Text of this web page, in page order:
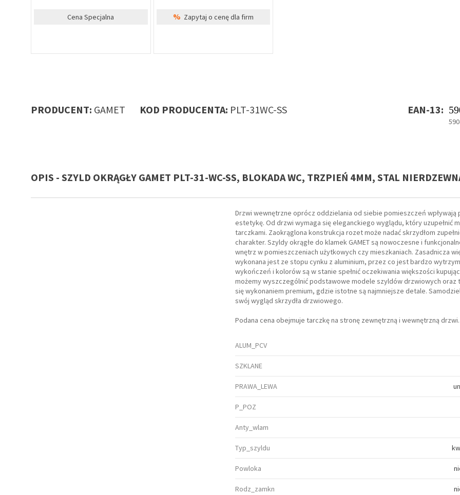
Cena Specjalna % Zapytaj o cenę dla firm
PRODUCENT: GAMET KOD PRODUCENTA: PLT-31WC-SS EAN-13:
OPIS - SZYLD OKRĄGŁY GAMET PLT-31-WC-SS, BLOKADA WC, TRZPIEŃ 4MM, STAL
Drzwi wewnętrzne oprócz oddzielania od siebie pomieszczeń wpływają
estetykę. Od drzwi wymaga się eleganckiego wyglądu, który uzupełnić
tarczkami. Zaokrąglona konstrukcja rozet może nadać skrzydłom
charakter. Szyldy okrągłe do klamek GAMET są nowoczesne i
wnętrz w pomieszczeniach użytkowych czy mieszkaniach. Zasadnicza
wykonana jest ze stopu cynku z aluminium, przez co jest bardzo
wykończeń i kolorów są w stanie spełnić oczekiwania większości
możemy wyszczególnić podstawowe modele szyldów drzwiowych oraz
się wykonaniem premium, gdzie istotne są najmniejsze detale.
swój wygląd skrzydła drzwiowego.
Podana cena obejmuje tarczkę na stronę zewnętrzną i wewnętrzną drzwi.
ALUM_PCV
SZKLANE
PRAWA_LEWA
P_POZ
Anty_wlam
Typ_szyldu
Powloka
Rodz_zamkn